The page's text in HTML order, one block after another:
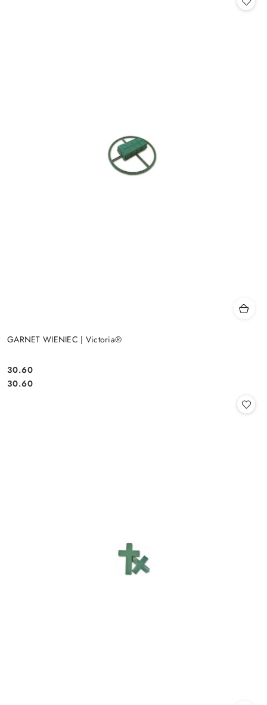
GARNET WIENIEC | Victoria®
Cena:
30.60
Cena:
30.60